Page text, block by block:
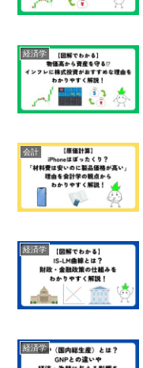
経済学
会計
経済学
経済学